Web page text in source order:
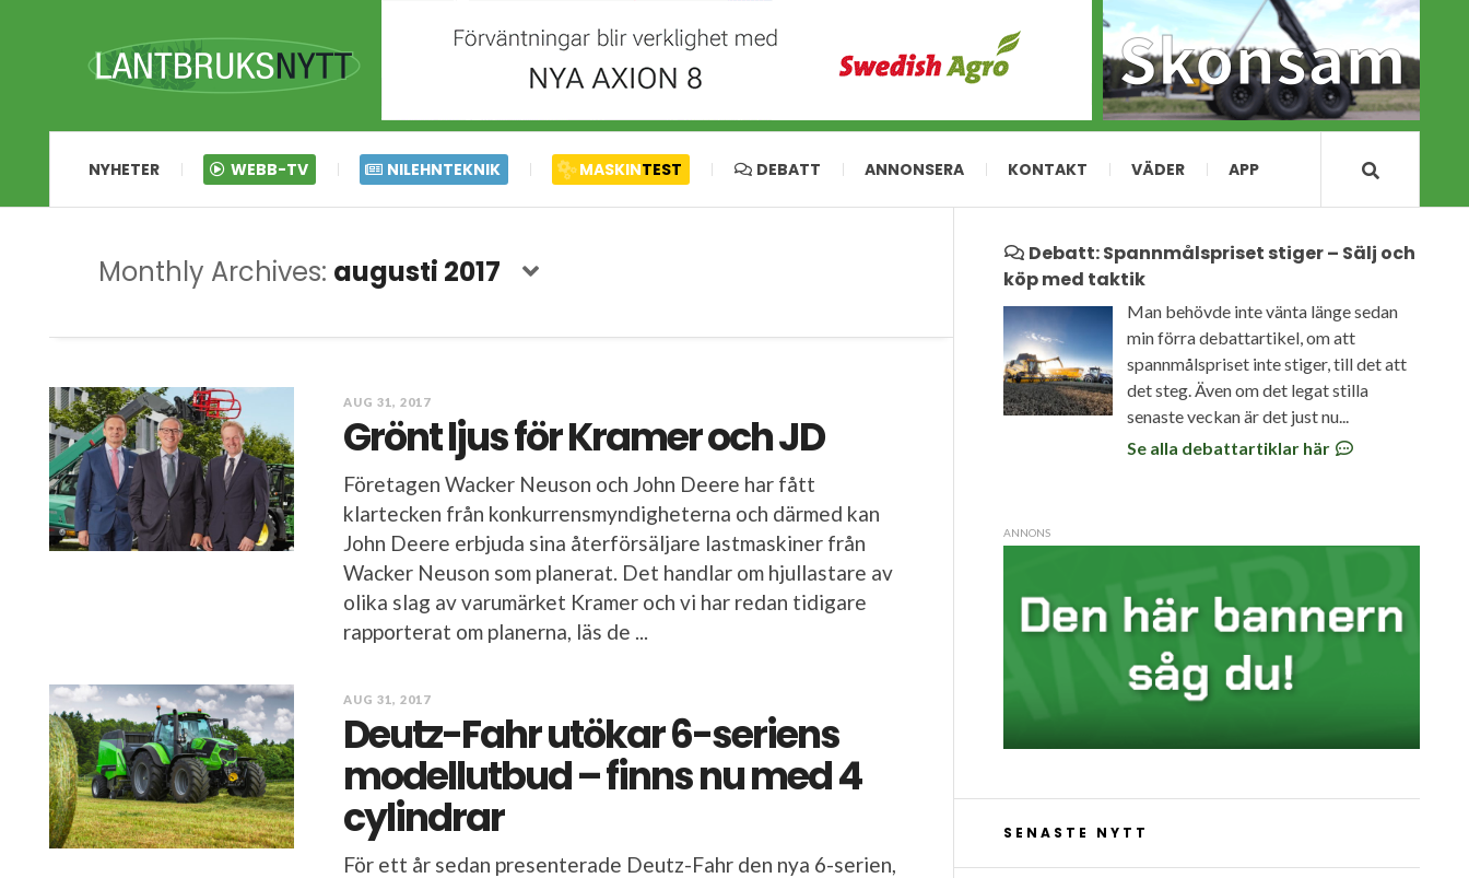
NYHETER WEBB-TV NILEHNTEKNIK MASKINTEST DEBATT ANNONSERA KONTAKT VÄDER APP
Monthly Archives: augusti 2017
AUG 31, 2017
Grönt ljus för Kramer och JD
Företagen Wacker Neuson och John Deere har fått
klartecken från konkurrensmyndigheterna och därmed kan
John Deere erbjuda sina återförsäljare lastmaskiner från
Wacker Neuson som planerat. Det handlar om hjullastare av
olika slag av varumärket Kramer och vi har redan tidigare
rapporterat om planerna, läs de ...
AUG 31, 2017
Deutz-Fahr utökar 6-seriens
modellutbud – finns nu med 4
cylindrar
För ett år sedan presenterade Deutz-Fahr den nya 6-serien,
Debatt: Spannmålspriset stiger – Sälj och
köp med taktik
Man behövde inte vänta länge sedan
min förra debattartikel, om att
spannmålspriset inte stiger, till det att
det steg. Även om det legat stilla
senaste veckan är det just nu...
Se alla debattartiklar här
ANNONS
SENASTE NYTT